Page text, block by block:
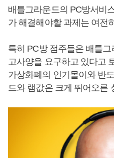
배틀그라운드의 PC방서비
가 해결해야할 과제는 여전
특히 PC방 점주들은 배틀
고사양을 요구하고 있다고
가상화폐의 인기몰이와 반
드와 램값은 크게 뛰어오른